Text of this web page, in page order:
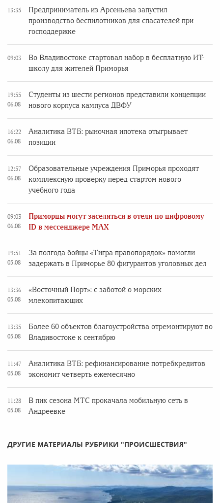
13:35
Предприниматель из Арсеньева запустил
производство беспилотников для спасателей при
господдержке
09:03
Во Владивостоке стартовал набор в бесплатную ИТ-
школу для жителей Приморья
19:55
06.08
Студенты из шести регионов представили концепции
нового корпуса кампуса ДВФУ
16:22
06.08
Аналитика ВТБ: рыночная ипотека отыгрывает
позиции
12:57
06.08
Образовательные учреждения Приморья проходят
комплексную проверку перед стартом нового
учебного года
09:03
06.08
Приморцы могут заселяться в отели по цифровому
ID в мессенджере MAX
19:51
05.08
За полгода бойцы «Тигра-правопорядок» помогли
задержать в Приморье 80 фигурантов уголовных дел
13:36
05.08
«Восточный Порт»: с заботой о морских
млекопитающих
13:35
05.08
Более 60 объектов благоустройства отремонтируют во
Владивостоке к сентябрю
11:47
05.08
Аналитика ВТБ: рефинансирование потребкредитов
экономит четверть ежемесячно
11:28
05.08
В пик сезона МТС прокачала мобильную сеть в
Андреевке
ДРУГИЕ МАТЕРИАЛЫ РУБРИКИ "ПРОИСШЕСТВИЯ"